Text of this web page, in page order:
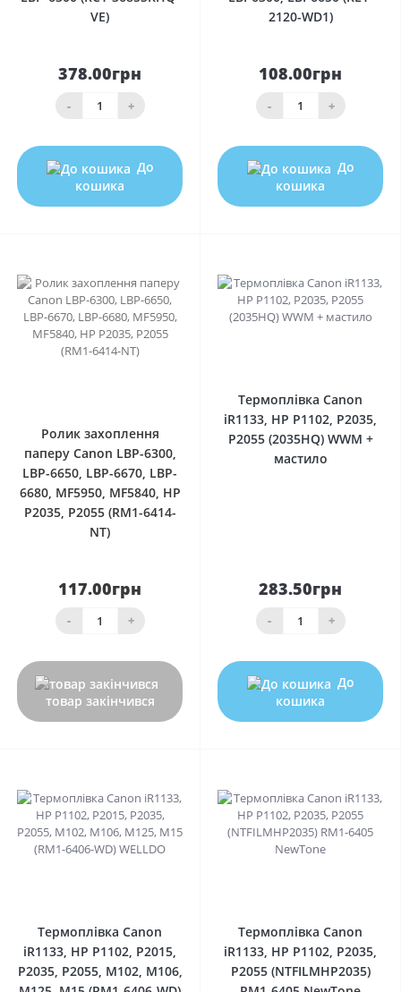
VE)
378.00грн
- +
До
кошика
2120-WD1)
108.00грн
- +
До
кошика
Ролик захоплення
паперу Canon LBP-6300,
LBP-6650, LBP-6670, LBP-
6680, MF5950, MF5840, HP
P2035, P2055 (RM1-6414-
NT)
117.00грн
- +
товар закінчився
Термоплівка Canon
iR1133, HP P1102, P2035,
P2055 (2035HQ) WWM +
мастило
283.50грн
- +
До
кошика
Термоплівка Canon
iR1133, HP P1102, P2015,
P2035, P2055, M102, M106,
Термоплівка Canon
iR1133, HP P1102, P2035,
P2055 (NTFILMHP2035)